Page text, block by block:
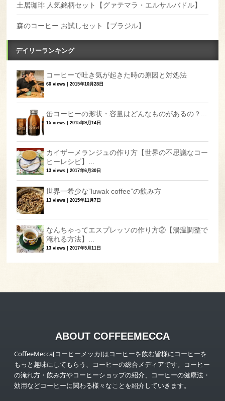
土居珈琲 人気銘柄セット【グァテマラ・エルサルバドル】
森のコーヒー お試しセット【ブラジル】
デイリーランキング
コーヒーで吐き気が起きた時の原因と対処法
60 views |2015年10月28日
缶コーヒーの形状・容量はどんなものがあるの？...
15 views |2015年9月14日
カイザーメランジュの作り方【世界の不思議なコー
ヒーレシピ】...
13 views |2017年6月30日
世界一希少な”luwak coffee”の飲み方
13 views |2015年11月7日
なんちゃってエスプレッソの作り方②【湯温調整で
淹れる方法】...
13 views |2017年5月11日
ABOUT COFFEEMECCA
CoffeeMecca[コーヒーメッカ]はコーヒーを飲む皆様にコーヒーを
もっと趣味にしてもらう、コーヒーの総合メディアです。コーヒー
の淹れ方・飲み方やコーヒーショップの紹介、コーヒーの健康法・
効用などコーヒーに関わる様々なことを紹介していきます。